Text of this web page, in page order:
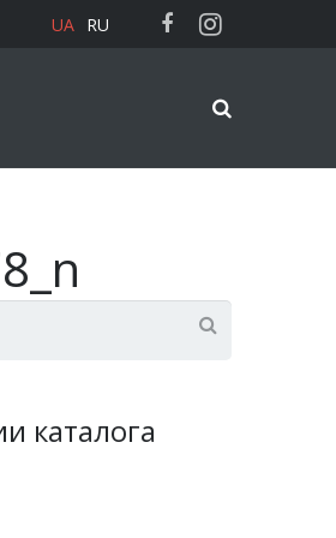
UA RU
каталога